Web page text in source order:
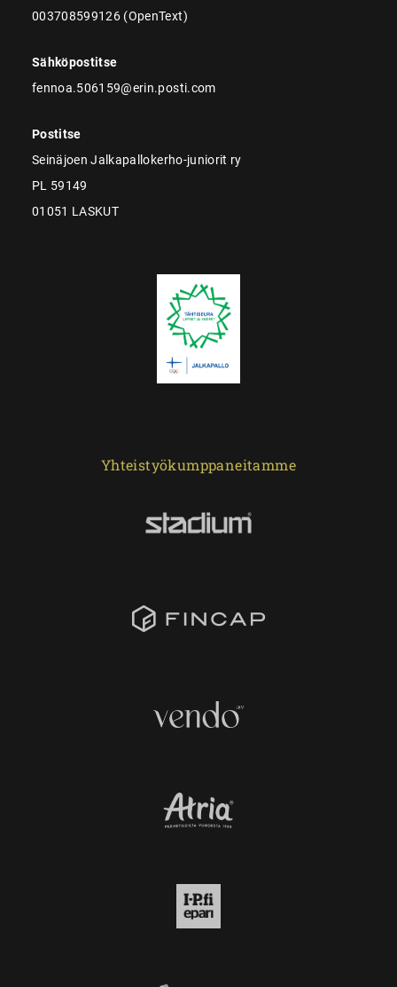
003708599126 (OpenText)
Sähköpostitse
fennoa.506159@erin.posti.com
Postitse
Seinäjoen Jalkapallokerho-juniorit ry
PL 59149
01051 LASKUT
Yhteistyökumppaneitamme